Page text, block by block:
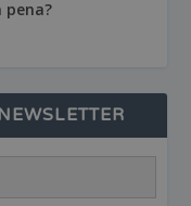
pena?